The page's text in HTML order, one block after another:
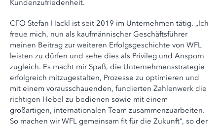
Kundenzufriedenheit.
CFO Stefan Hackl ist seit 2019 im Unternehmen tätig. „Ich
freue mich, nun als kaufmännischer Geschäftsführer
meinen Beitrag zur weiteren Erfolgsgeschichte von WFL
leisten zu dürfen und sehe dies als Privileg und Ansporn
zugleich. Es macht mir Spaß, die Unternehmensstrategie
erfolgreich mitzugestalten, Prozesse zu optimieren und
mit einem vorausschauenden, fundierten Zahlenwerk die
richtigen Hebel zu bedienen sowie mit einem
großartigen, internationalen Team zusammenzuarbeiten.
So machen wir WFL gemeinsam fit für die Zukunft“, so der